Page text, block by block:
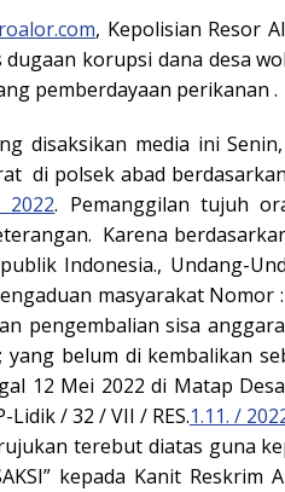
, Kepolisian Resor
dugaan korupsi dana desa
pemberdayaan perikanan .
disaksikan media ini
di polsek abad
2022. Pemanggilan tujuh
Karena
Indonesia., Undang-
masyarakat Nomor
pengembalian sisa
; yang belum di kembalikan
12 Mei 2022 di Matap
Lidik / 32 / VII / RES.1.11. /
terebut diatas guna
kepada Kanit